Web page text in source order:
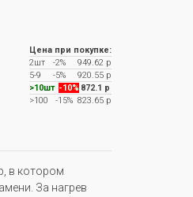
Цена при покупке:
2шт
-2%
949.62 р
5-9
-5%
920.55 р
>10шт -10% 872.1 р
>100
-15%823.65 р
в котором
За нагрев